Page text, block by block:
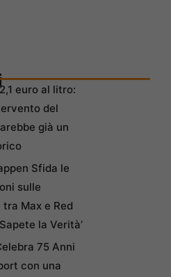
euro al litro:
del
già un
Sfida le
sulle
Max e Red
la Verità’
75 Anni
con una